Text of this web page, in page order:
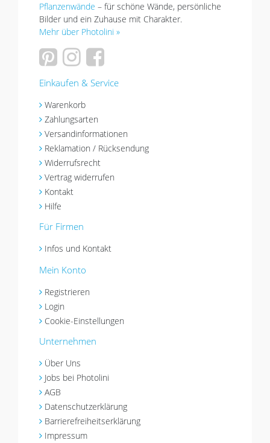
Pflanzenwände – für schöne Wände, persönliche
Bilder und ein Zuhause mit Charakter.
Mehr über Photolini »
Einkaufen & Service
Warenkorb
Zahlungsarten
Versandinformationen
Reklamation / Rücksendung
Widerrufsrecht
Vertrag widerrufen
Kontakt
Hilfe
Für Firmen
Infos und Kontakt
Mein Konto
Registrieren
Login
Cookie-Einstellungen
Unternehmen
Über Uns
Jobs bei Photolini
AGB
Datenschutzerklärung
Barrierefreiheitserklärung
Impressum